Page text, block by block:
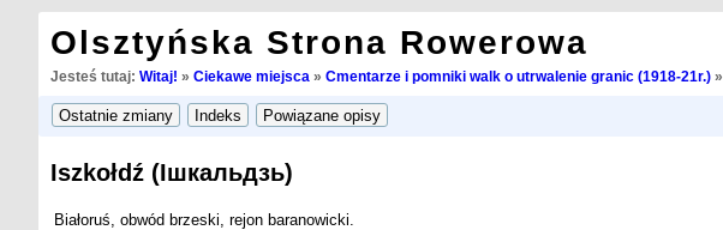
Olsztyńska Strona Rowerowa
Jesteś tutaj: Witaj! » Ciekawe miejsca » Cmentarze i pomniki walk o utrwalenie granic (1918-21r.)»
Iszkołdź (Ішкальдзь)
Białoruś, obwód brzeski, rejon baranowicki.